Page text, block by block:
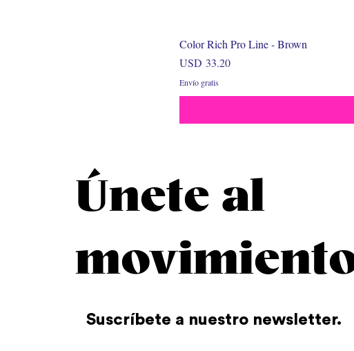
Color Rich Pro Line - Brown
Precio
USD 33.20
Envío gratis
Únete al
Suscríbete a nuestro newsletter.